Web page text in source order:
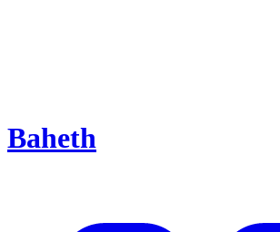
Baheth